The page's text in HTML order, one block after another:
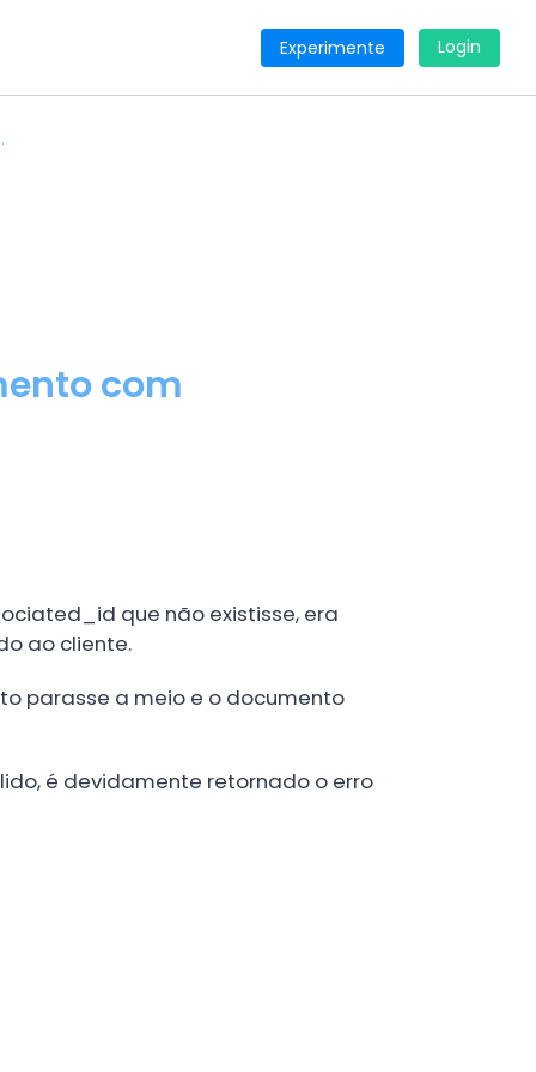
Experimente Login
com
que não existisse, era
ao cliente.
parasse a meio e o documento
é devidamente retornado o erro